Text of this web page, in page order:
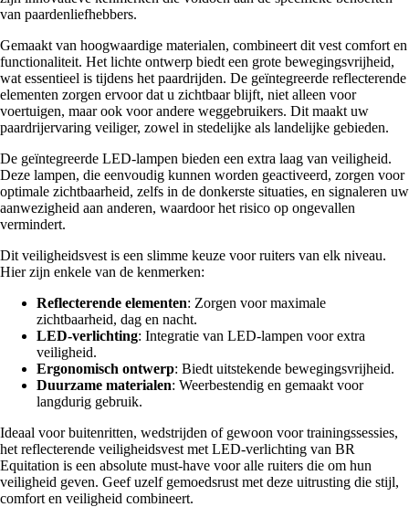
van paardenliefhebbers.
Gemaakt van hoogwaardige materialen, combineert dit vest comfort en
functionaliteit. Het lichte ontwerp biedt een grote bewegingsvrijheid,
wat essentieel is tijdens het paardrijden. De geïntegreerde reflecterende
elementen zorgen ervoor dat u zichtbaar blijft, niet alleen voor
voertuigen, maar ook voor andere weggebruikers. Dit maakt uw
paardrijervaring veiliger, zowel in stedelijke als landelijke gebieden.
De geïntegreerde LED-lampen bieden een extra laag van veiligheid.
Deze lampen, die eenvoudig kunnen worden geactiveerd, zorgen voor
optimale zichtbaarheid, zelfs in de donkerste situaties, en signaleren uw
aanwezigheid aan anderen, waardoor het risico op ongevallen
vermindert.
Dit veiligheidsvest is een slimme keuze voor ruiters van elk niveau.
Hier zijn enkele van de kenmerken:
Reflecterende elementen: Zorgen voor maximale
zichtbaarheid, dag en nacht.
LED-verlichting: Integratie van LED-lampen voor extra
veiligheid.
Ergonomisch ontwerp: Biedt uitstekende bewegingsvrijheid.
Duurzame materialen: Weerbestendig en gemaakt voor
langdurig gebruik.
Ideaal voor buitenritten, wedstrijden of gewoon voor trainingssessies,
het reflecterende veiligheidsvest met LED-verlichting van BR
Equitation is een absolute must-have voor alle ruiters die om hun
veiligheid geven. Geef uzelf gemoedsrust met deze uitrusting die stijl,
comfort en veiligheid combineert.